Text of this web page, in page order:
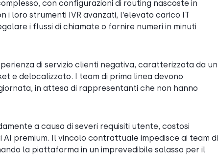
con configurazioni di routing nascoste in
i loro strumenti IVR avanzati, l’elevato carico IT
i flussi di chiamate o fornire numeri in minuti
di servizio clienti negativa, caratterizzata da un
e delocalizzato. I team di prima linea devono
in attesa di rappresentanti che non hanno
a causa di severi requisiti utente, costosi
AI premium. Il vincolo contrattuale impedisce ai team di
la piattaforma in un imprevedibile salasso per il